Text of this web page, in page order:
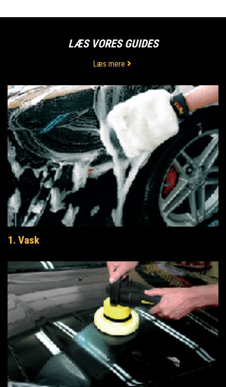
LÆS VORES GUIDES
Læs mere
1. Vask